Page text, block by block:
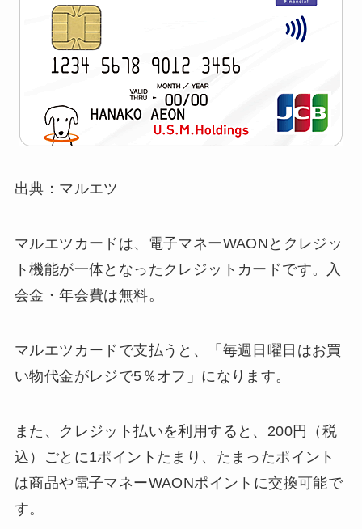
出典：マルエツ
マルエツカードは、電子マネーWAONとクレジッ
ト機能が一体となったクレジットカードです。入
会金・年会費は無料。
マルエツカードで支払うと、「毎週日曜日はお買
い物代金がレジで5％オフ」になります。
また、クレジット払いを利用すると、200円（税
込）ごとに1ポイントたまり、たまったポイント
は商品や電子マネーWAONポイントに交換可能で
す。